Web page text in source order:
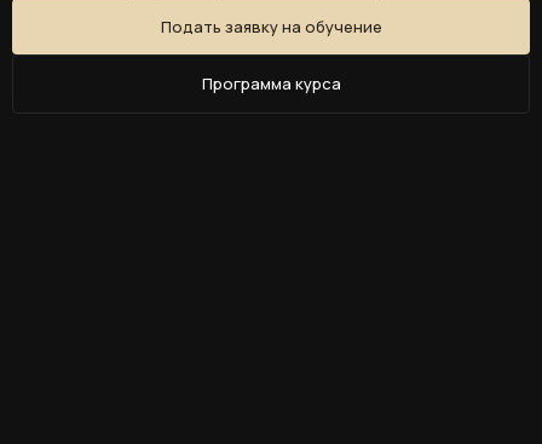
Подать заявку на обучение
Программа курса